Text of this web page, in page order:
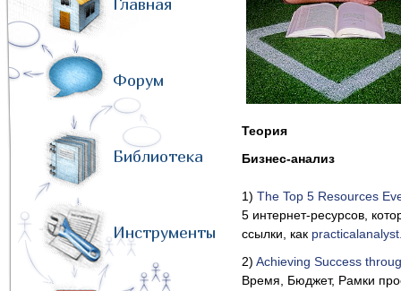
Главная
Форум
Библиотека
Инструменты
Теория
Бизнес-анализ
1) The Top 5 Resources
5 интернет-ресурсов,
ссылки, как
2) Achieving Success
Время, Бюджет, Рамки